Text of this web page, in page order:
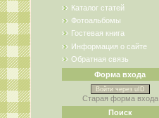
Каталог статей
Фотоальбомы
Гостевая книга
Информация о сайте
Обратная связь
Форма входа
Войти через uID
Старая форма входа
Поиск